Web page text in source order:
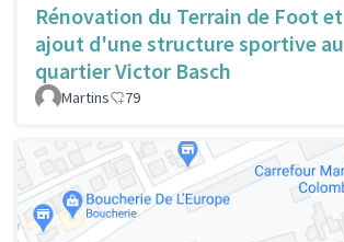
Rénovation du Terrain de Foot et
ajout d'une structure sportive au
quartier Victor Basch
Martins 79